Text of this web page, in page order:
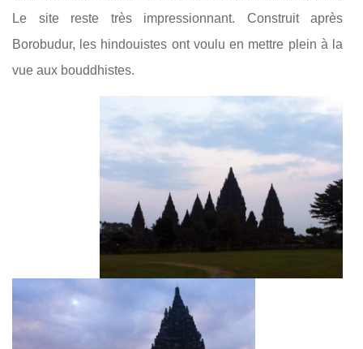
Le site reste très impressionnant. Construit après
Borobudur, les hindouistes ont voulu en mettre plein à la
vue aux bouddhistes.